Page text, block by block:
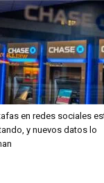
en redes sociales
y nuevos datos lo